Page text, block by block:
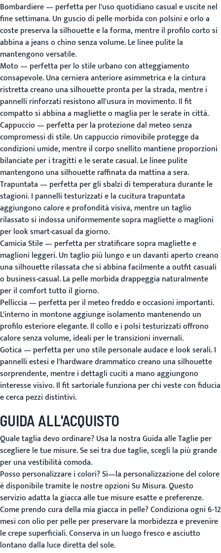
Bombardiere— perfetta per l'uso quotidiano casual e uscite nel
fine settimana. Un guscio di pelle morbida con polsini e orlo a
coste preserva la silhouette e la forma, mentre il profilo corto si
abbina a jeans o chino senza volume. Le linee pulite la
mantengono versatile.
Moto— perfetta per lo stile urbano con atteggiamento
consapevole. Una cerniera anteriore asimmetrica e la cintura
ristretta creano una silhouette pronta per la strada, mentre i
pannelli rinforzati resistono all'usura in movimento. Il fit
compatto si abbina a magliette o maglia per le serate in città.
Cappuccio— perfetta per la protezione dal meteo senza
compromessi di stile. Un cappuccio rimovibile protegge da
condizioni umide, mentre il corpo snellito mantiene proporzioni
bilanciate per i tragitti e le serate casual. Le linee pulite
mantengono una silhouette raffinata da mattina a sera.
Trapuntata— perfetta per gli sbalzi di temperatura durante le
stagioni. I pannelli testurizzati e la cucitura trapuntata
aggiungono calore e profondità visiva, mentre un taglio
rilassato si indossa uniformemente sopra magliette o maglioni
per look smart-casual da giorno.
Camicia Stile— perfetta per stratificare sopra magliette e
maglioni leggeri. Un taglio più lungo e un davanti aperto creano
una silhouette rilassata che si abbina facilmente a outfit casuali
o business-casual. La pelle morbida drappeggia naturalmente
per il comfort tutto il giorno.
Pelliccia— perfetta per il meteo freddo e occasioni importanti.
L'interno in montone aggiunge isolamento mantenendo un
profilo esteriore elegante. Il collo e i polsi testurizzati offrono
calore senza volume, ideali per le transizioni invernali.
Gotica— perfetta per uno stile personale audace e look serali. I
pannelli estesi e l'hardware drammatico creano una silhouette
sorprendente, mentre i dettagli cuciti a mano aggiungono
interesse visivo. Il fit sartoriale funziona per chi veste con fiducia
e cerca pezzi distintivi.
GUIDA ALL'ACQUISTO
Quale taglia devo ordinare?Usa la nostraGuida alle Taglieper
scegliere le tue misure. Se sei tra due taglie, scegli la più grande
per una vestibilità comoda.
Posso personalizzare i colori?Sì—la personalizzazione del colore
è disponibile tramite le nostre opzioniSu Misura. Questo
servizio adatta la giacca alle tue misure esatte e preferenze.
Come prendo cura della mia giacca in pelle?Condiziona ogni 6-12
mesi con olio per pelle per preservare la morbidezza e prevenire
le crepe superficiali. Conserva in un luogo fresco e asciutto
lontano dalla luce diretta del sole.